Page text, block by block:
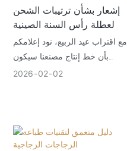
وتوصلوا إلى اتفاق بشأن طلب
تجريبي للتعاون.
إشعار بشأن ترتيبات الشحن
لعطلة رأس السنة الصينية
مع اقتراب عيد الربيع، نود إعلامكم
بأن خط إنتاج مصنعنا سيكون
مغلقاً من 10 إلى 24 فبراير.
المتواصل طوال العام.
2026 02 02